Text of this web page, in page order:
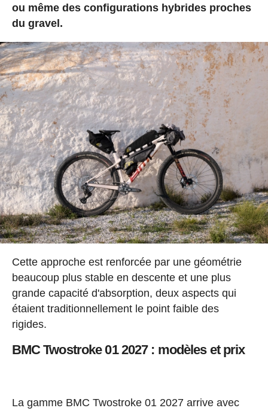
ou même des configurations hybrides proches
du gravel.
Cette approche est renforcée par une géométrie
beaucoup plus stable en descente et une plus
grande capacité d'absorption, deux aspects qui
étaient traditionnellement le point faible des
rigides.
BMC Twostroke 01 2027 : modèles et prix
La gamme BMC Twostroke 01 2027 arrive avec